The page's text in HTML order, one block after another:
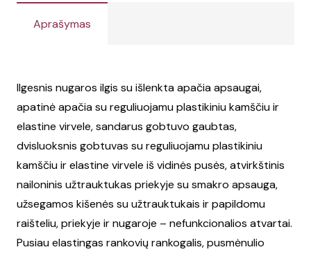
Aprašymas
Ilgesnis nugaros ilgis su išlenkta apačia apsaugai,
apatinė apačia su reguliuojamu plastikiniu kamščiu ir
elastine virvele, sandarus gobtuvo gaubtas,
dvisluoksnis gobtuvas su reguliuojamu plastikiniu
kamščiu ir elastine virvele iš vidinės pusės, atvirkštinis
nailoninis užtrauktukas priekyje su smakro apsauga,
užsegamos kišenės su užtrauktukais ir papildomu
raišteliu, priekyje ir nugaroje – nefunkcionalios atvartai.
Pusiau elastingas rankovių rankogalis, pusmėnulio